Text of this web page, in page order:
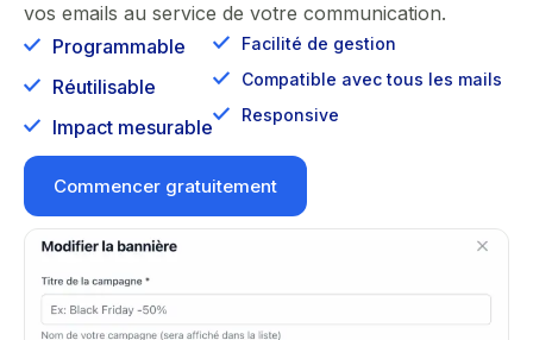
vos emails au service de votre communication.
Programmable
Réutilisable
Impact mesurable
Facilité de gestion
Compatible avec tous les mails
Responsive
Commencer gratuitement